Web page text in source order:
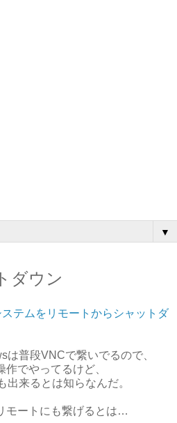
▼
ダウン
テムをリモートからシャットダ
は普段VNCで繋いでるので、
でやってるけど、
来るとは知らなんだ。
モートにも繋げるとは…